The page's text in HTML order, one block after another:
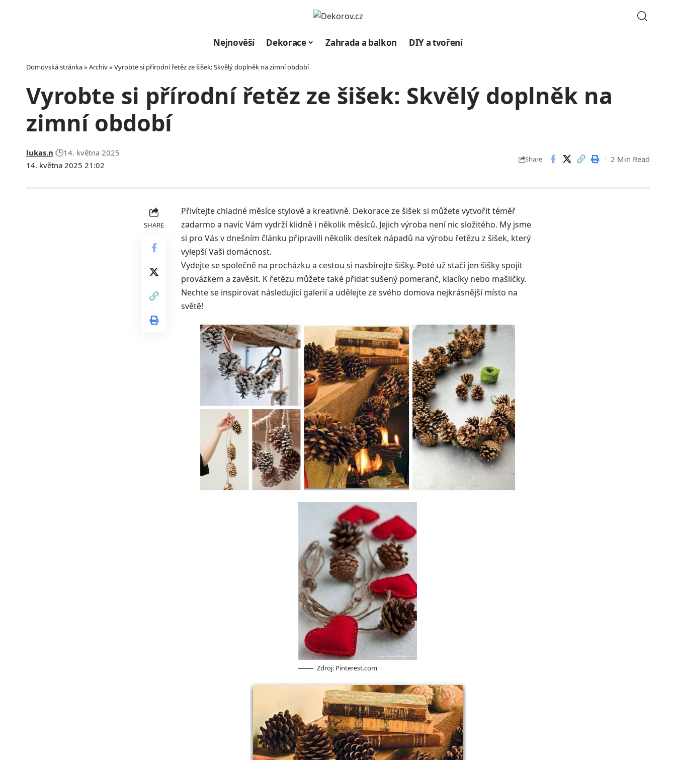
Nejnověší Dekorace Zahrada a balkon DIY a tvoření
Domovská stránka» Archiv» Vyrobte si přírodní řetěz ze šišek: Skvělý doplněk na zimní období
Vyrobte si přírodní řetěz ze šišek: Skvělý doplněk na
zimní období
14. května 2025 21:02
lukas.n 14. května 2025
Share 2 Min Read
SHARE
Přivítejte chladné měsíce stylově a kreativně. Dekorace ze šišek si můžete vytvořit téměř
zadarmo a navíc Vám vydrží klidně i několik měsíců. Jejich výroba není nic složitého. My jsme
si pro Vás v dnešním článku připravili několik desítek nápadů na výrobu řetězu z šišek, který
vylepší Vaši domácnost.
Vydejte se společně na procházku a cestou si nasbírejte šišky. Poté už stačí jen šišky spojit
provázkem a zavěsit. K řetězu můžete také přidat sušený pomeranč, klacíky nebo mašličky.
Nechte se inspirovat následující galerií a udělejte ze svého domova nejkrásnější místo na
světě!
Zdroj: Pinterest.com